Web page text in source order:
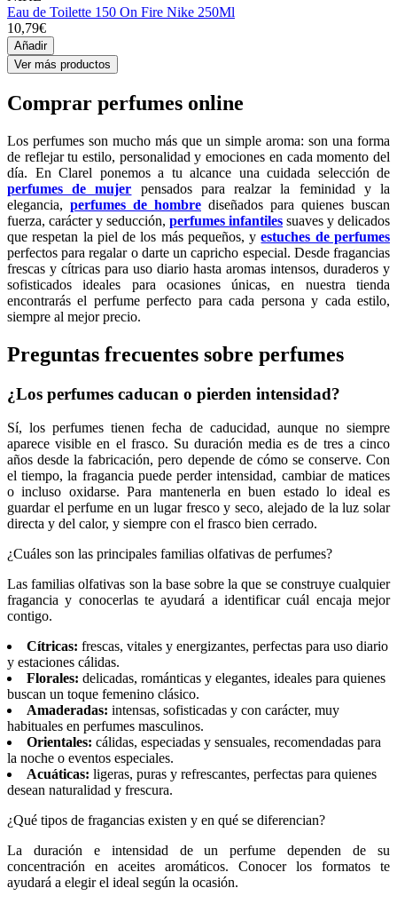
Eau de Toilette 150 On Fire Nike 250Ml
10,79€
Añadir
Ver más productos
Comprar perfumes online
Los perfumes son mucho más que un simple aroma: son una forma
de reflejar tu estilo, personalidad y emociones en cada momento del
día. En Clarel ponemos a tu alcance una cuidada selección de
perfumes de mujer pensados para realzar la feminidad y la
elegancia, perfumes de hombre diseñados para quienes buscan
fuerza, carácter y seducción, perfumes infantiles suaves y delicados
que respetan la piel de los más pequeños, yestuches de perfumes
perfectos para regalar o darte un capricho especial. Desde fragancias
frescas y cítricas para uso diario hasta aromas intensos, duraderos y
sofisticados ideales para ocasiones únicas, en nuestra tienda
encontrarás el perfume perfecto para cada persona y cada estilo,
siempre al mejor precio.
Preguntas frecuentes sobre perfumes
¿Los perfumes caducan o pierden intensidad?
Sí, los perfumes tienen fecha de caducidad, aunque no siempre
aparece visible en el frasco. Su duración media es de tres a cinco
años desde la fabricación, pero depende de cómo se conserve. Con
el tiempo, la fragancia puede perder intensidad, cambiar de matices
o incluso oxidarse. Para mantenerla en buen estado lo ideal es
guardar el perfume en un lugar fresco y seco, alejado de la luz solar
directa y del calor, y siempre con el frasco bien cerrado.
¿Cuáles son las principales familias olfativas de perfumes?
Las familias olfativas son la base sobre la que se construye cualquier
fragancia y conocerlas te ayudará a identificar cuál encaja mejor
contigo.
Cítricas: frescas, vitales y energizantes, perfectas para uso diario
y estaciones cálidas.
Florales: delicadas, románticas y elegantes, ideales para quienes
buscan un toque femenino clásico.
Amaderadas: intensas, sofisticadas y con carácter, muy
habituales en perfumes masculinos.
Orientales: cálidas, especiadas y sensuales, recomendadas para
la noche o eventos especiales.
Acuáticas: ligeras, puras y refrescantes, perfectas para quienes
desean naturalidad y frescura.
¿Qué tipos de fragancias existen y en qué se diferencian?
La duración e intensidad de un perfume dependen de su
concentración en aceites aromáticos. Conocer los formatos te
ayudará a elegir el ideal según la ocasión.